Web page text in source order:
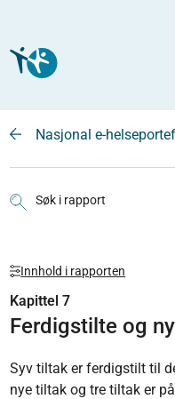
Nasjonal e-
Søk i rapport
Innhold i rapporten
Kapittel 7
Ferdigstilte og
Syv tiltak er ferdigstilt til
nye tiltak og tre tiltak er